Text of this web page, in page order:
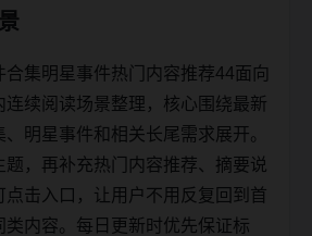
合集明星事件热门内容推荐44面向
连续阅读场景整理，核心围绕最新
明星事件和相关长尾需求展开。
题，再补充热门内容推荐、摘要说
点击入口，让用户不用反复回到首
类内容。每日更新时优先保证标